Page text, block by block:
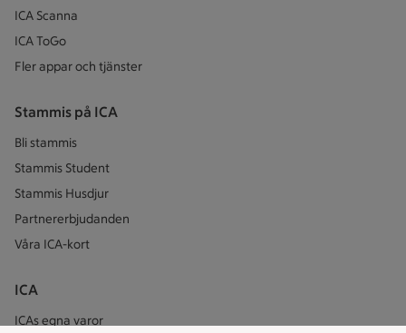
ICA Scanna
ICA ToGo
Fler appar och tjänster
Stammis på ICA
Bli stammis
Stammis Student
Stammis Husdjur
Partnererbjudanden
Våra ICA-kort
ICA
ICAs egna varor